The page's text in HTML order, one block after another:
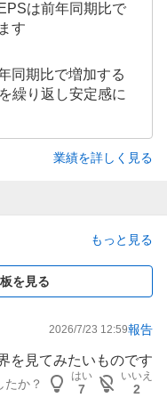
は前年同期比で
す
同期比で増加する
繰り返し安定感に
業績を詳しく見る
もっと見る
を見る
2026/7/23 12:59報告
を見てみたいものです
か？
はい
7
いいえ
2